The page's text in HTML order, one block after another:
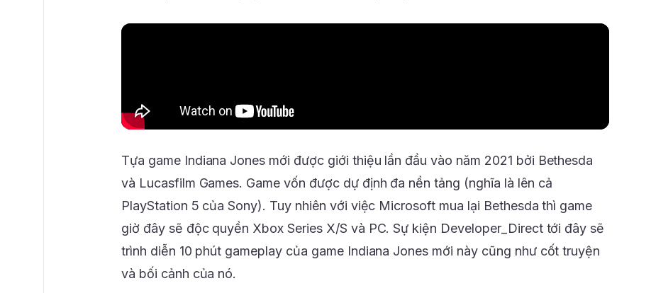
Tựa game Indiana Jones mới được giới thiệu lần đầu vào năm 2021 bởi Bethesda
và Lucasfilm Games. Game vốn được dự định đa nền tảng (nghĩa là lên cả
PlayStation 5 của Sony). Tuy nhiên với việc Microsoft mua lại Bethesda thì game
giờ đây sẽ độc quyền Xbox Series X/S và PC. Sự kiện Developer_Direct tới đây sẽ
trình diễn 10 phút gameplay của game Indiana Jones mới này cũng như cốt truyện
và bối cảnh của nó.